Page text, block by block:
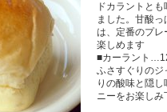
ドカラントと
ました。甘酸
は、定番のプレ
楽しめます
■カーラント
ふさすぐりのジ
りの酸味と隠
ニーをお楽しみ